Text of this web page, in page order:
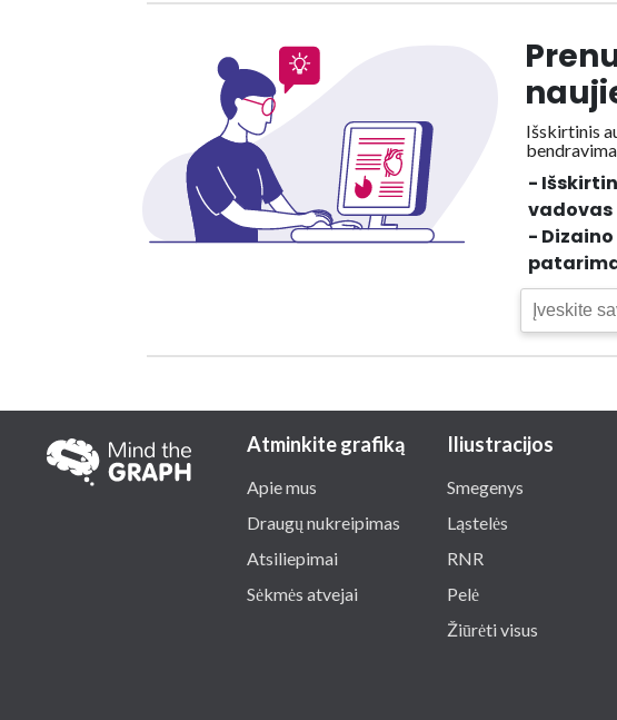
Išskirtinis
-
vadovas
- Dizaino
Atminkite grafiką
Apie mus
Draugų nukreipimas
Atsiliepimai
Sėkmės atvejai
Iliustracijos
Smegenys
Ląstelės
RNR
Pelė
Žiūrėti visus